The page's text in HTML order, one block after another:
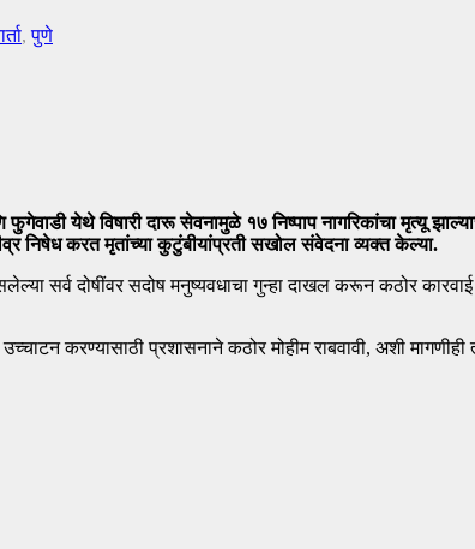
,पुणे
येथे विषारी दारू सेवनामुळे १७ निष्पाप नागरिकांचा मृत्यू
निषेध करत मृतांच्या कुटुंबीयांप्रती सखोल संवेदना व्यक्त केल्या.
सर्व दोषींवर सदोष मनुष्यवधाचा गुन्हा दाखल करून कठोर कारवाई
करण्यासाठी प्रशासनाने कठोर मोहीम राबवावी, अशी मागणीही